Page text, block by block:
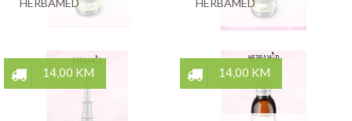
HERBAMED
HERBAMED
14,00 KM 14,00 KM